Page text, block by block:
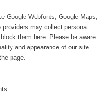
Google Webfonts, Google Maps,
may collect personal
them here. Please be aware
and appearance of our site.
page.